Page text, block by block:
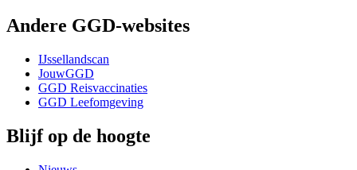
Andere GGD-websites
IJssellandscan
JouwGGD
GGD Reisvaccinaties
GGD Leefomgeving
Blijf op de hoogte